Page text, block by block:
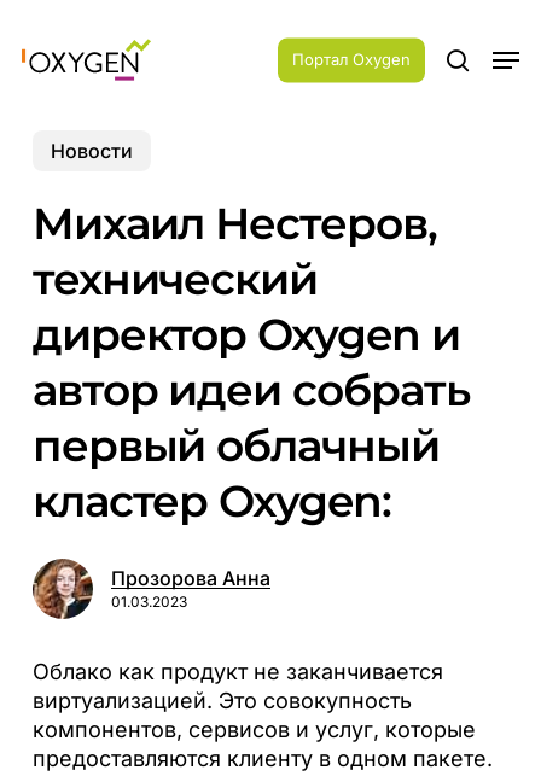
main
Портал Oxygen search
Новости
Михаил Нестеров,
технический
директор Oxygen и
автор идеи собрать
первый облачный
кластер Oxygen:
Прозорова Анна
01.03.2023
Облако как продукт не заканчивается
виртуализацией. Это совокупность
компонентов, сервисов и услуг, которые
предоставляются клиенту в одном пакете.